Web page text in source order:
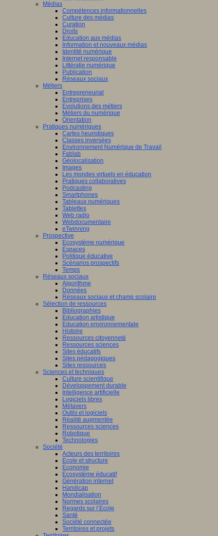
Médias
Compétences informationnelles
Culture des médias
Curation
Droits
Education aux médias
Information et nouveaux médias
Identité numérique
Internet responsable
Littératie numérique
Publication
Réseaux sociaux
Métiers
Entrepreneuriat
Entreprises
Evolutions des métiers
Métiers du numérique
Orientation
Pratiques numériques
Cartes heuristiques
Classes inversées
Environnement Numérique de Travail
Fablab
Géolocalisation
Images
Les mondes virtuels en éducation
Pratiques collaboratives
Podcasting
Smartphones
Tableaux numériques
Tablettes
Web radio
Webdocumentaire
eTwinning
Prospective
Ecosystème numérique
Espaces
Politique éducative
Scénarios prospectifs
Temps
Réseaux sociaux
Algorithme
Données
Réseaux sociaux et champ scolaire
Sélection de ressources
Bibliographies
Education artistique
Education environnementale
Histoire
Ressources citoyenneté
Ressources sciences
Sites éducatifs
Sites pédagogiques
Sites ressources
Sciences et techniques
Culture scientifique
Développement durable
Intelligence artificielle
Logiciels libres
Métavers
Outils et logiciels
Réalité augmentée
Ressources sciences
Robotique
Technologies
Société
Acteurs des territoires
Ecole et structure
Economie
Ecosystème éducatif
Génération internet
Handicap
Mondialisation
Normes scolaires
Regards sur l’Ecole
Santé
Société connectée
Territoires et projets